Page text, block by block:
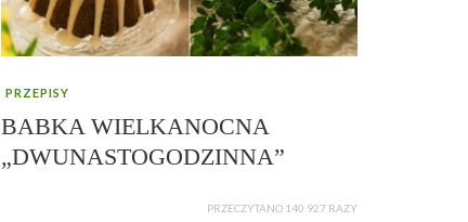
PRZEPISY
BABKA WIELKANOCNA
„DWUNASTOGODZINNA”
PRZECZYTANO 140 927 RAZY